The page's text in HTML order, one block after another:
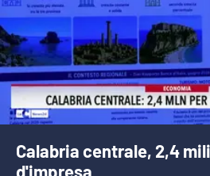
Calabria centrale, 2,4
d'impresa